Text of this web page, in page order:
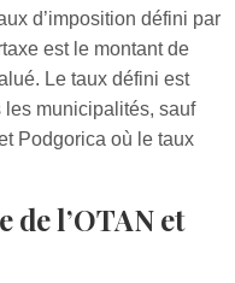
d’imposition défini par
est le montant de
Le taux défini est
municipalités, sauf
Podgorica où le taux
de l’OTAN et